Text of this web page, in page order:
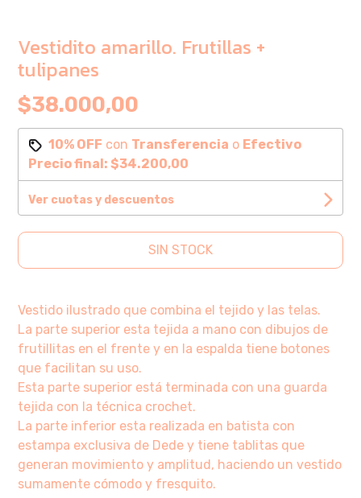
Vestidito amarillo. Frutillas +
tulipanes
$38.000,00
10% OFF con Transferencia o Efectivo
Precio final:$34.200,00
Ver cuotas y descuentos
SIN STOCK
Vestido ilustrado que combina el tejido y las telas.
La parte superior esta tejida a mano con dibujos de
frutillitas en el frente y en la espalda tiene botones
que facilitan su uso.
Esta parte superior está terminada con una guarda
tejida con la técnica crochet.
La parte inferior esta realizada en batista con
estampa exclusiva de Dede y tiene tablitas que
generan movimiento y amplitud, haciendo un vestido
sumamente cómodo y fresquito.